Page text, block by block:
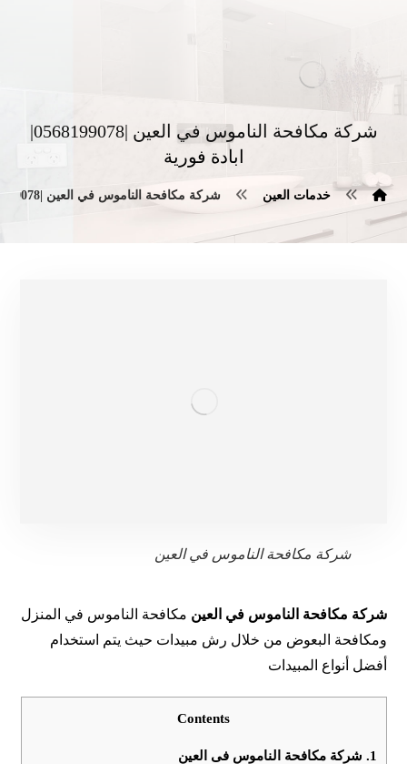
شركة مكافحة الناموس في العين |0568199078|
ابادة فورية
خدمات العين شركة مكافحة الناموس في العين |0568199078| ابادة فورية
شركة مكافحة الناموس في العين
شركة مكافحة الناموس في العين مكافحة الناموس في المنزل
ومكافحة البعوض من خلال رش مبيدات حيث يتم استخدام
أفضل أنواع المبيدات
Contents
1. شركة مكافحة الناموس فى العين